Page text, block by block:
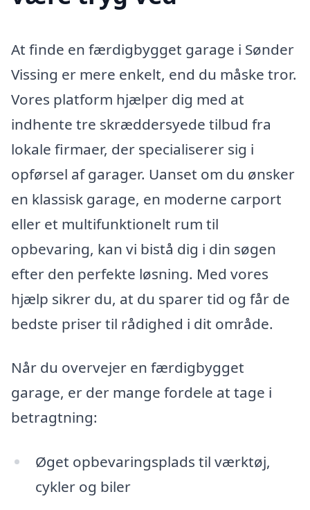
At finde en færdigbygget garage i Sønder
Vissing er mere enkelt, end du måske tror.
Vores platform hjælper dig med at
indhente tre skræddersyede tilbud fra
lokale firmaer, der specialiserer sig i
opførsel af garager. Uanset om du ønsker
en klassisk garage, en moderne carport
eller et multifunktionelt rum til
opbevaring, kan vi bistå dig i din søgen
efter den perfekte løsning. Med vores
hjælp sikrer du, at du sparer tid og får de
bedste priser til rådighed i dit område.
Når du overvejer en færdigbygget
garage, er der mange fordele at tage i
betragtning:
Øget opbevaringsplads til værktøj,
cykler og biler